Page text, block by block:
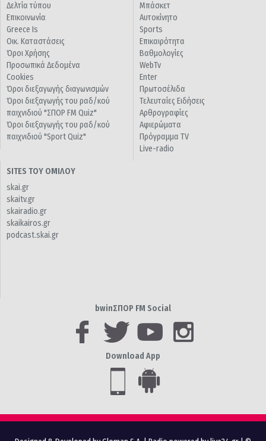
Δελτία τύπου
Επικοινωνία
Greece Is
Οικ. Καταστάσεις
Όροι Χρήσης
Προσωπικά Δεδομένα
Cookies
Όροι διεξαγωγής διαγωνισμών
Όροι διεξαγωγής του ραδ/κού
παιχνιδιού "ΣΠΟΡ FM Quiz"
Όροι διεξαγωγής του ραδ/κού
παιχνιδιού "Sport Quiz"
Μπάσκετ
Αυτοκίνητο
Sports
Επικαιρότητα
Βαθμολογίες
WebTv
Enter
Πρωτοσέλιδα
Τελευταίες Ειδήσεις
Αρθρογραφίες
Αφιερώματα
Πρόγραμμα TV
Live-radio
SITES ΤΟΥ ΟΜΙΛΟΥ
skai.gr
skaitv.gr
skairadio.gr
skaikairos.gr
podcast.skai.gr
bwinΣΠΟΡ FM Social
Download App